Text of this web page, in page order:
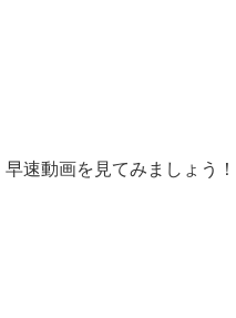
早速動画を見てみましょう！